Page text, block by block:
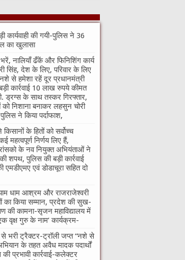
कार्यवाही की गयी-पुलिस ने 36
का खुलासा
नालियाँ ढँकें और फिनिशिंग कार्य
सिंह, देश के लिए, परिवार के लिए
से हमेशा रहें दूर प्रधानमंत्री
कार्रवाई 10 लाख रुपये कीमत
ड्रग्स के साथ तस्कर गिरफ्तार,
निशाना बनाकर लहसुन चोरी
ने किया पर्दाफाश,
के हितों को सर्वोच्च
महत्वपूर्ण निर्णय लिए हैं,
के नव नियुक्त अभियंताओं ने
शपथ, पुलिस की बड़ी कार्रवाई
एवं डोडाचूरा सहित दो
धाम आश्रम और राजराजेश्वरी
किया सम्मान, प्रदेश की सुख-
की कामना-सृजन महाविद्यालय में
वृक्ष गुरु के नाम’ कार्यक्रम-
से भरी ट्रैक्टर-ट्रॉली जप्त “नशे से
के तहत अवैध मादक पदार्थों
प्रभावी कार्रवाई-कलेक्टर